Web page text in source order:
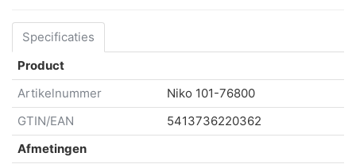
Specificaties
Product
Artikelnummer
Niko 101-76800
GTIN/EAN
5413736220362
Afmetingen